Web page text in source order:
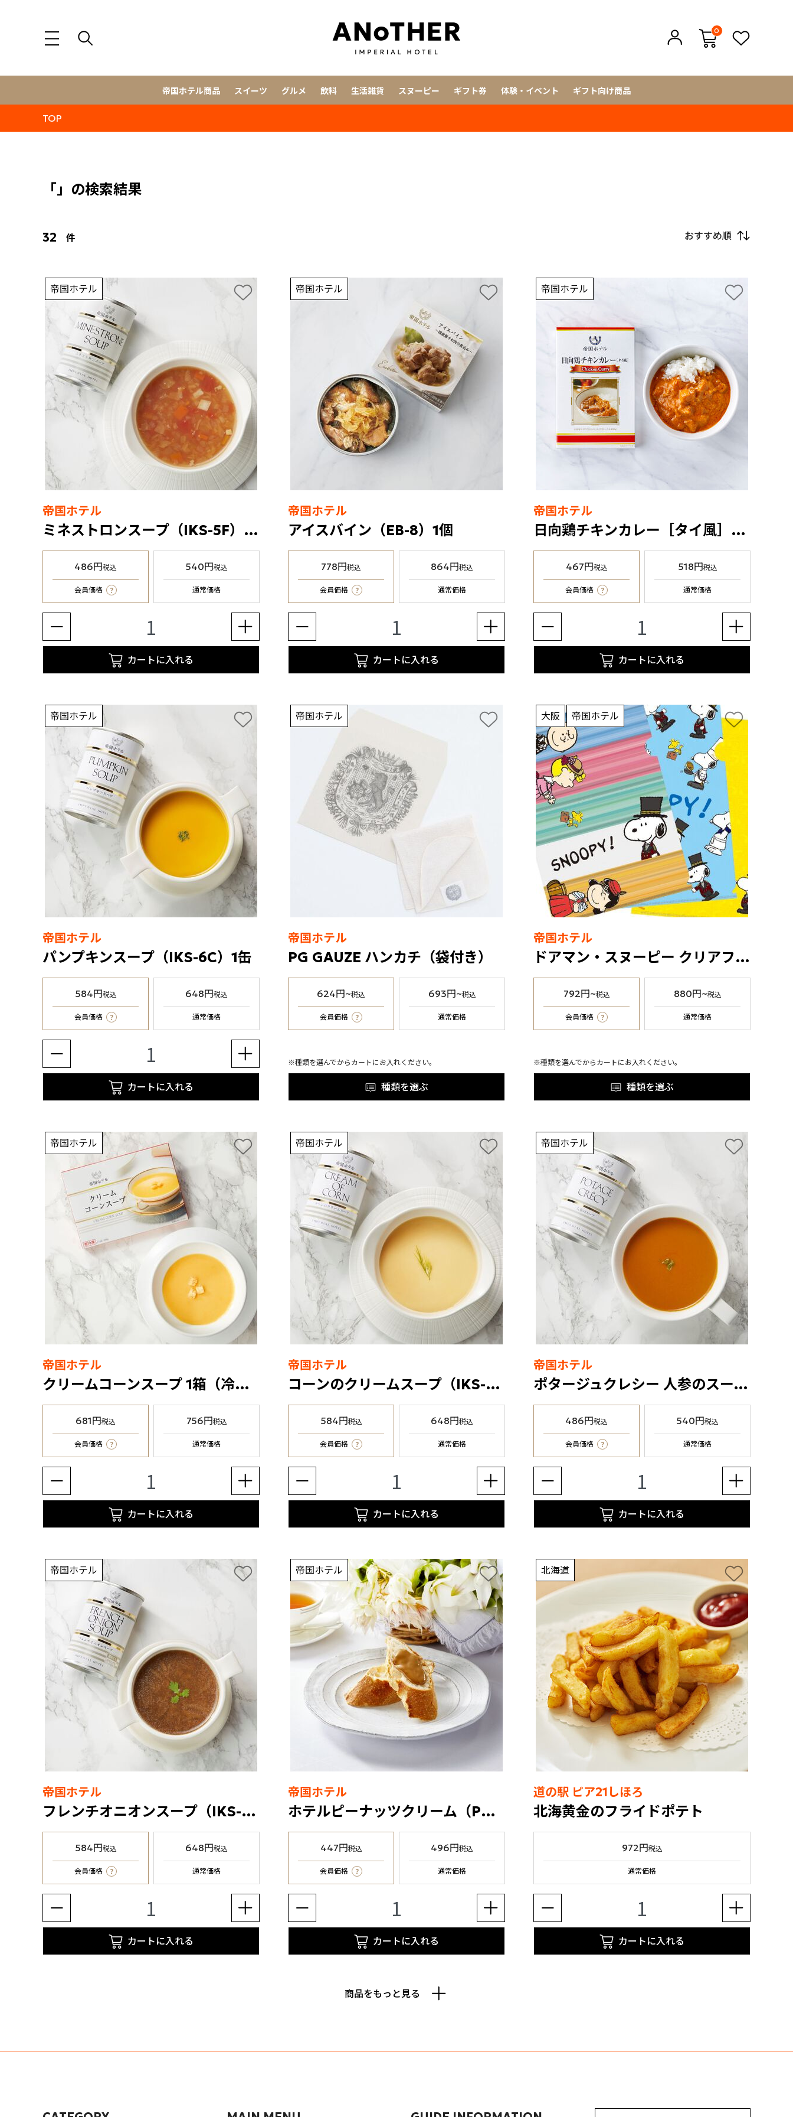
0
帝国ホテル商品 スイーツ グルメ 飲料 生活雑貨 スヌーピー ギフト券 体験・イベント ギフト向け商品
TOP
「」の検索結果
32 件 おすすめ順
帝国ホテル
帝国ホテル
ミネストロンスープ（IKS-5F）1缶
486円税込
会員価格 ?
540円税込
通常価格
カートに入れる
帝国ホテル
帝国ホテル
アイスバイン（EB-8）1個
778円税込
会員価格 ?
864円税込
通常価格
カートに入れる
帝国ホテル
帝国ホテル
日向鶏チキンカレー［タイ風］（SP-4）1箱 （90g）
467円税込
会員価格 ?
518円税込
通常価格
カートに入れる
帝国ホテル
帝国ホテル
パンプキンスープ（IKS-6C）1缶
584円税込
会員価格 ?
648円税込
通常価格
カートに入れる
帝国ホテル
帝国ホテル
PG GAUZE ハンカチ（袋付き）
624円~税込
会員価格 ?
693円~税込
通常価格
※種類を選んでからカートにお入れください。
種類を選ぶ
大阪 帝国ホテル
帝国ホテル
ドアマン・スヌーピー クリアファイルセット 3枚入
792円~税込
会員価格 ?
880円~税込
通常価格
※種類を選んでからカートにお入れください。
種類を選ぶ
帝国ホテル
帝国ホテル
クリームコーンスープ 1箱（冷凍食品）
681円税込
会員価格 ?
756円税込
通常価格
カートに入れる
帝国ホテル
帝国ホテル
コーンのクリームスープ（IKS-6B）1缶
584円税込
会員価格 ?
648円税込
通常価格
カートに入れる
帝国ホテル
帝国ホテル
ポタージュクレシー 人参のスープ （IKS-5A）1缶
486円税込
会員価格 ?
540円税込
通常価格
カートに入れる
帝国ホテル
帝国ホテル
フレンチオニオンスープ（IKS-6E）1缶
584円税込
会員価格 ?
648円税込
通常価格
カートに入れる
帝国ホテル
帝国ホテル
ホテルピーナッツクリーム（PC-4）1個
447円税込
会員価格 ?
496円税込
通常価格
カートに入れる
北海道
道の駅 ピア21しほろ
北海黄金のフライドポテト
972円税込
通常価格
カートに入れる
商品をもっと見る